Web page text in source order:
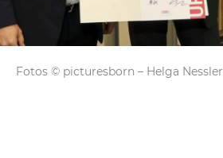
Fotos © picturesborn – Helga Nessler